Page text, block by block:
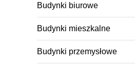
Budynki biurowe
Budynki mieszkalne
Budynki przemysłowe